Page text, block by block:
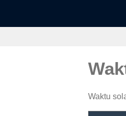
Waktu